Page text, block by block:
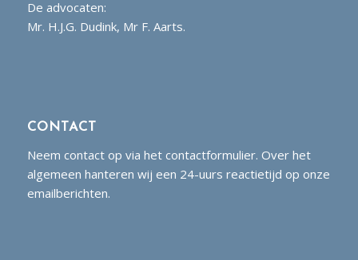
De advocaten:
Mr. H.J.G. Dudink, Mr F. Aarts.
CONTACT
Neem contact op via het contactformulier. Over het
algemeen hanteren wij een 24-uurs reactietijd op onze
emailberichten.